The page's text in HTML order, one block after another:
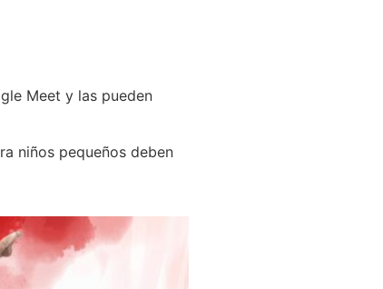
Meet y las pueden
niños pequeños deben